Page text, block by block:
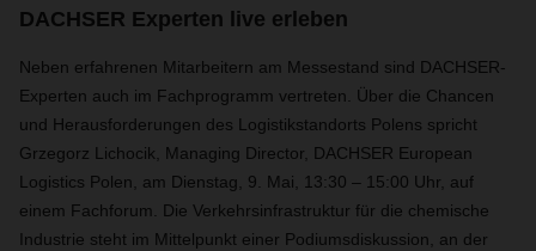
DACHSER Experten live erleben
Neben erfahrenen Mitarbeitern am Messestand sind DACHSER-
Experten auch im Fachprogramm vertreten. Über die Chancen
und Herausforderungen des Logistikstandorts Polens spricht
Grzegorz Lichocik, Managing Director, DACHSER European
Logistics Polen, am Dienstag, 9. Mai, 13:30 – 15:00 Uhr, auf
einem Fachforum. Die Verkehrsinfrastruktur für die chemische
Industrie steht im Mittelpunkt einer Podiumsdiskussion, an der